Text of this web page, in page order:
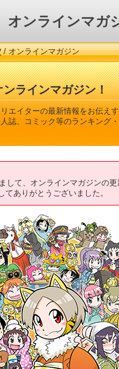
オンラインマガ
/ オンラインマガジン
ラインマガジン！
エイターの最新情報をお伝え
誌、コミック等のランキング
して、オンラインマガジンの
てありがとうございました。